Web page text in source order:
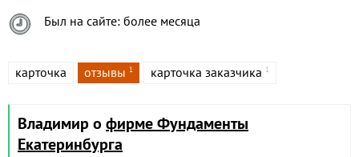
Был на сайте: более месяца
карточка отзывы 1 карточка заказчика 1
Владимир о фирме Фундаменты
Екатеринбурга